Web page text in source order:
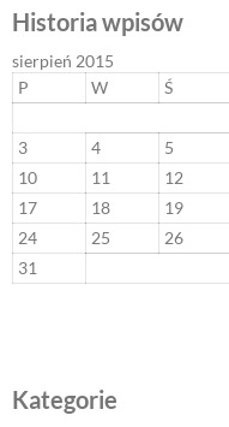
Historia wpisów
sierpień 2015
P
W Ś
3
4 5
10
11 12
17
18 19
24
25 26
31
Kategorie